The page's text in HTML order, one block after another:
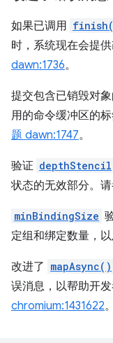
如果已调用
时，系统现在会提
dawn:1736。
提交包含已销毁对
用的命令缓冲区的
题 dawn:1747。
验证 depthStencil
状态的无效部分。
minBindingSize
定组和绑定数量，
改进了 mapAsync()
误消息，以帮助开
chromium:1431622。